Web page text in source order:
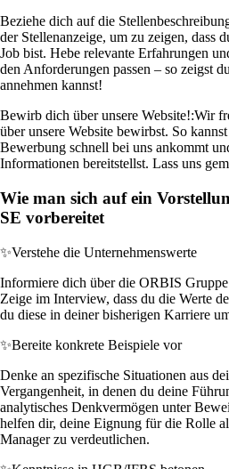
Beziehe dich auf die
der Stellenanzeige, um zu zeigen, dass
Job bist. Hebe relevante Erfahrungen
den Anforderungen passen – so zeigst
annehmen kannst!
Bewirb dich über unsere Website!:Wir
über unsere Website bewirbst. So
Bewerbung schnell bei uns ankommt
Informationen bereitstellst. Lass uns
Wie man sich auf ein
SE vorbereitet
✨Verstehe die Unternehmenswerte
Informiere dich über die ORBIS
Zeige im Interview, dass du die Werte
du diese in deiner bisherigen Karriere
✨Bereite konkrete Beispiele vor
Denke an spezifische Situationen aus
Vergangenheit, in denen du deine
analytisches Denkvermögen unter
helfen dir, deine Eignung für die Rolle
Manager zu verdeutlichen.